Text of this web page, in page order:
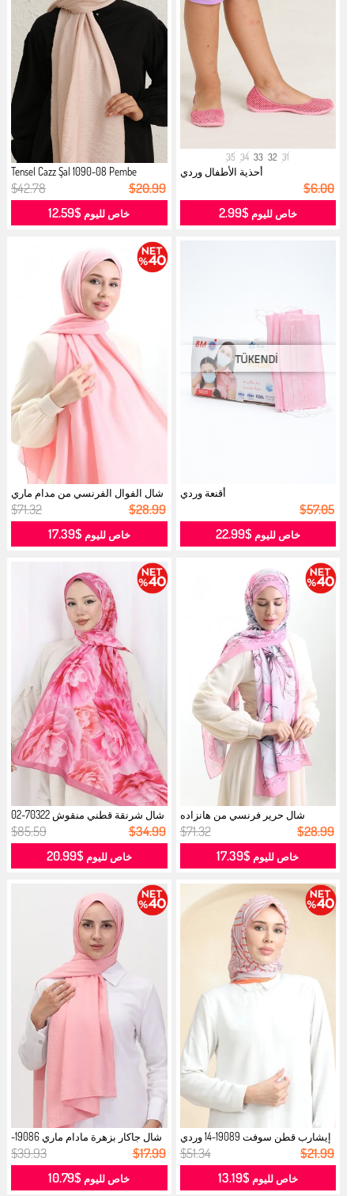
31
32
33
34
35
أحذية الأطفال وردي
$6.00
خاص لليوم$2.99
Tensel Cazz Şal 1090-08 Pembe
$42.78 $20.99
خاص لليوم $12.59
أقنعة وردي
$57.05
خاص لليوم$22.99
شال الفوال الفرنسي من مدام ماري
190...
$71.32 $28.99
خاص لليوم$17.39
شال حرير فرنسي من هانزاده
70330-15 ...
$71.32 $28.99
خاص لليوم $17.39
شال شرنقة قطني منقوش 70322-02
وردي...
$85.59 $34.99
خاص لليوم$20.99
إيشارب قطن سوفت 19089-14 وردي
فاتح ...
$51.34 $21.99
خاص لليوم$13.19
شال جاكار بزهرة مادام ماري 19086-
11...
$39.93 $17.99
خاص لليوم $10.79